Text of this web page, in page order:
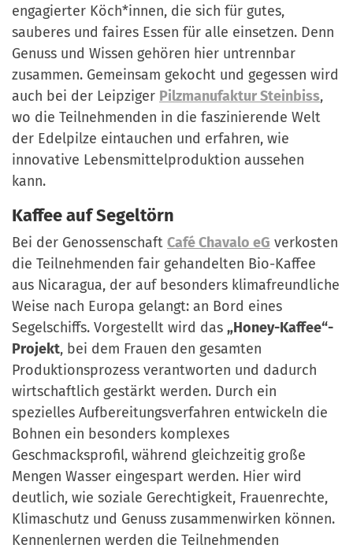
engagierter Köch*innen, die sich für gutes,
sauberes und faires Essen für alle einsetzen. Denn
Genuss und Wissen gehören hier untrennbar
zusammen. Gemeinsam gekocht und gegessen wird
auch bei der Leipziger Pilzmanufaktur Steinbiss,
wo die Teilnehmenden in die faszinierende Welt
der Edelpilze eintauchen und erfahren, wie
innovative Lebensmittelproduktion aussehen
kann.
Kaffee auf Segeltörn
Bei der Genossenschaft Café Chavalo eG verkosten
die Teilnehmenden fair gehandelten Bio-Kaffee
aus Nicaragua, der auf besonders klimafreundliche
Weise nach Europa gelangt: an Bord eines
Segelschiffs. Vorgestellt wird das „Honey-Kaffee“-
Projekt, bei dem Frauen den gesamten
Produktionsprozess verantworten und dadurch
wirtschaftlich gestärkt werden. Durch ein
spezielles Aufbereitungsverfahren entwickeln die
Bohnen ein besonders komplexes
Geschmacksprofil, während gleichzeitig große
Mengen Wasser eingespart werden. Hier wird
deutlich, wie soziale Gerechtigkeit, Frauenrechte,
Klimaschutz und Genuss zusammenwirken können.
Kennenlernen werden die Teilnehmenden